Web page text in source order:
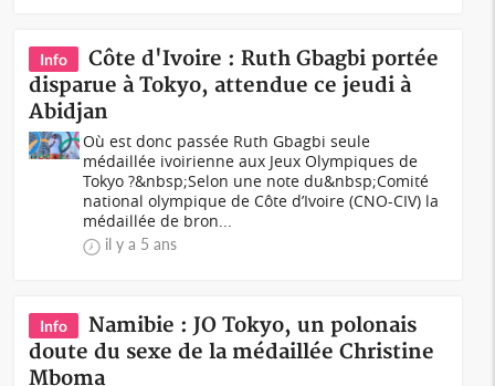
Info
Côte d'Ivoire : Ruth Gbagbi portée
disparue à Tokyo, attendue ce jeudi à
Abidjan
Où est donc passée Ruth Gbagbi seule
médaillée ivoirienne aux Jeux Olympiques de
Tokyo ?&nbsp;Selon une note du&nbsp;Comité
national olympique de Côte d’Ivoire (CNO-CIV) la
médaillée de bron...
il y a 5 ans
Info
Namibie : JO Tokyo, un polonais
doute du sexe de la médaillée Christine
Mboma